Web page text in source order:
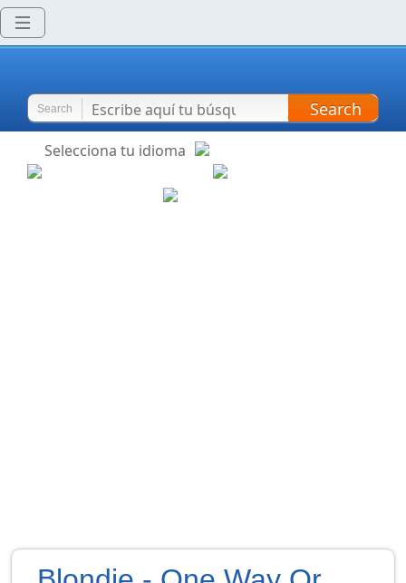
Search Search
Selecciona tu idioma